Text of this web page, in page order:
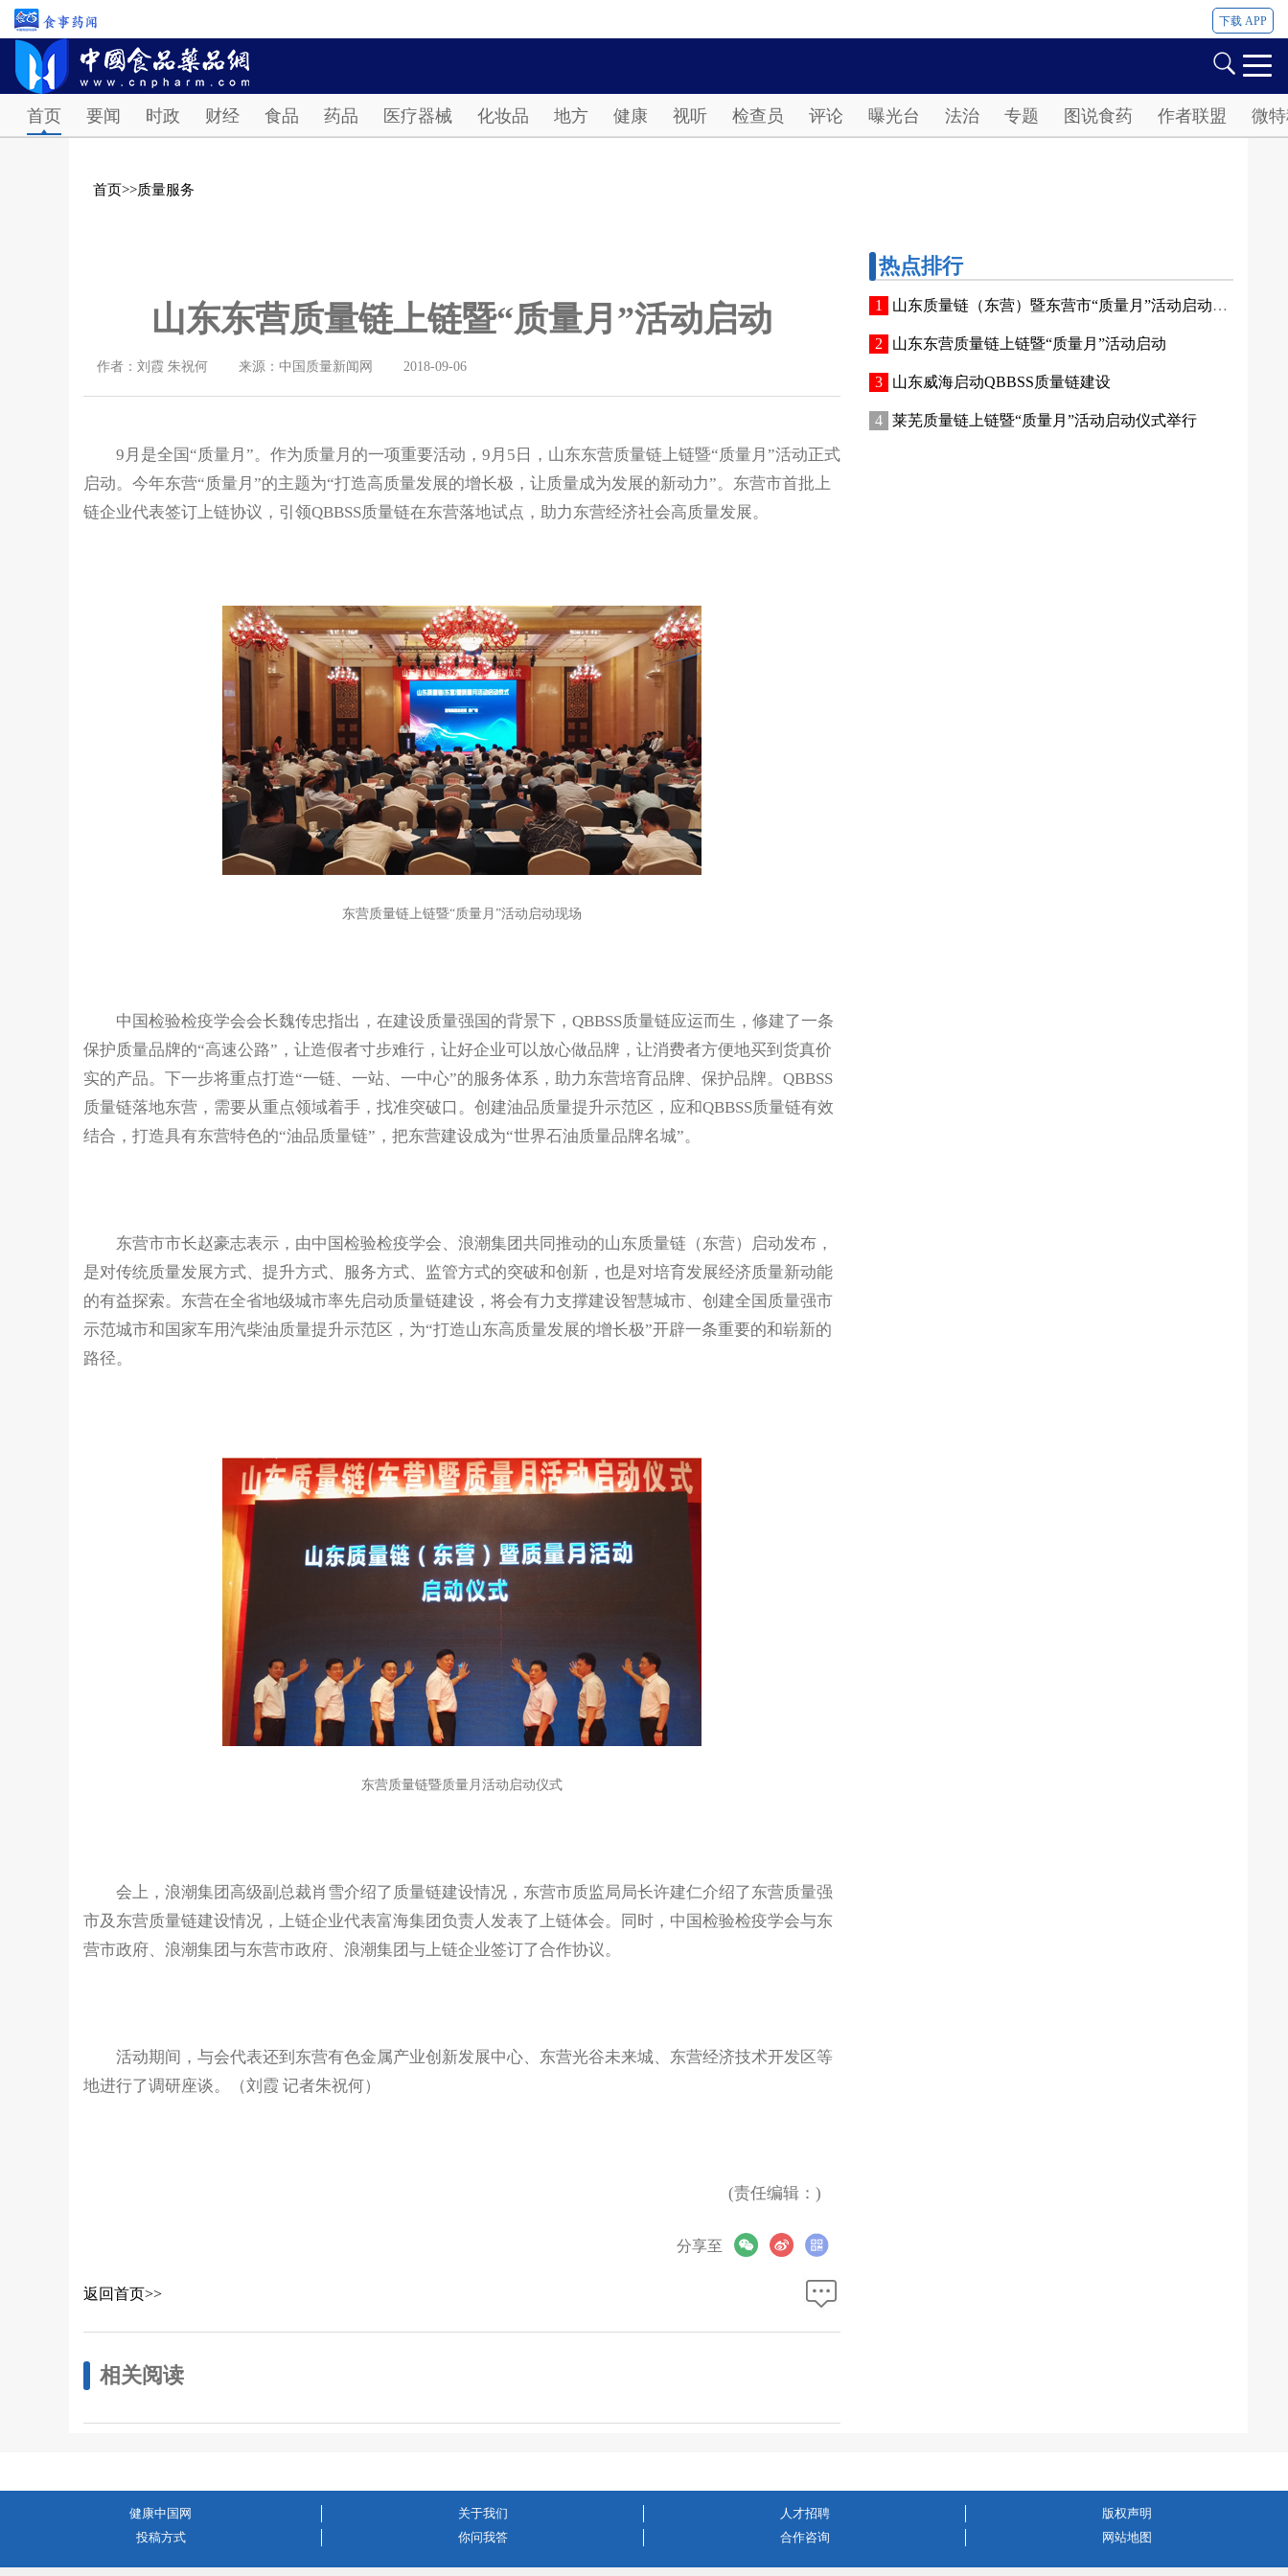
下载 APP
首页 要闻 时政 财经 食品 药品 医疗器械 化妆品 地方 健康 视听 检查员 评论 曝光台 法治 专题 图说食药 作者联盟 微
首页>>质量服务
山东东营质量链上链暨“质量月”活动启动
作者：刘霞 朱祝何 来源：中国质量新闻网 2018-09-06
9月是全国“质量月”。作为质量月的一项重要活动，9月5日，山东东营质量链上链暨“质量月”活动正式
启动。今年东营“质量月”的主题为“打造高质量发展的增长极，让质量成为发展的新动力”。东营市首批上
链企业代表签订上链协议，引领QBBSS质量链在东营落地试点，助力东营经济社会高质量发展。
东营质量链上链暨“质量月”活动启动现场
中国检验检疫学会会长魏传忠指出，在建设质量强国的背景下，QBBSS质量链应运而生，修建了一条
保护质量品牌的“高速公路”，让造假者寸步难行，让好企业可以放心做品牌，让消费者方便地买到货真价
实的产品。下一步将重点打造“一链、一站、一中心”的服务体系，助力东营培育品牌、保护品牌。QBBSS
质量链落地东营，需要从重点领域着手，找准突破口。创建油品质量提升示范区，应和QBBSS质量链有效
结合，打造具有东营特色的“油品质量链”，把东营建设成为“世界石油质量品牌名城”。
东营市市长赵豪志表示，由中国检验检疫学会、浪潮集团共同推动的山东质量链（东营）启动发布，
是对传统质量发展方式、提升方式、服务方式、监管方式的突破和创新，也是对培育发展经济质量新动能
的有益探索。东营在全省地级城市率先启动质量链建设，将会有力支撑建设智慧城市、创建全国质量强市
示范城市和国家车用汽柴油质量提升示范区，为“打造山东高质量发展的增长极”开辟一条重要的和崭新的
路径。
东营质量链暨质量月活动启动仪式
会上，浪潮集团高级副总裁肖雪介绍了质量链建设情况，东营市质监局局长许建仁介绍了东营质量强
市及东营质量链建设情况，上链企业代表富海集团负责人发表了上链体会。同时，中国检验检疫学会与东
营市政府、浪潮集团与东营市政府、浪潮集团与上链企业签订了合作协议。
活动期间，与会代表还到东营有色金属产业创新发展中心、东营光谷未来城、东营经济技术开发区等
地进行了调研座谈。（刘霞 记者朱祝何）
(责任编辑：)
分享至
返回首页>>
相关阅读
热点排行
山东质量链（东营）暨东营市“质量月”活动启动侧记
山东东营质量链上链暨“质量月”活动启动
山东威海启动QBBSS质量链建设
莱芜质量链上链暨“质量月”活动启动仪式举行
健康中国网 关于我们 人才招聘
版权声明
投稿方式
你问我答 合作咨询 网站地图